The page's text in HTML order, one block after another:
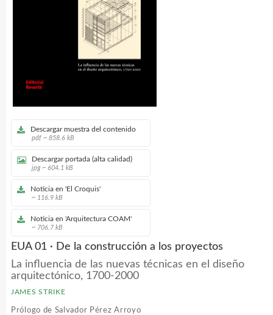
Descargar muestra del contenido
pdf ~ 858.6 kB
Descargar portada (alta calidad)
jpg ~ 604.1 kB
Noticia en 'El Croquis'
~ 116.9 kB
Noticia en 'Arquitectura COAM'
~ 706.7 kB
EUA 01 · De la construcción a los proyectos
La influencia de las nuevas técnicas en el diseño
arquitectónico, 1700-2000
JAMES STRIKE
Prólogo de Salvador Pérez Arroyo